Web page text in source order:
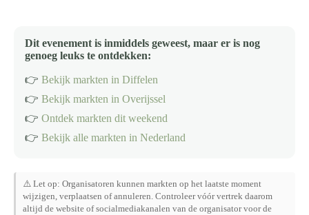
Dit evenement is inmiddels geweest, maar er is nog
genoeg leuks te ontdekken:
👉 Bekijk markten in Diffelen
👉 Bekijk markten in Overijssel
👉 Ontdek markten dit weekend
👉 Bekijk alle markten in Nederland
⚠️ Let op: Organisatoren kunnen markten op het laatste moment
wijzigen, verplaatsen of annuleren. Controleer vóór vertrek daarom
altijd de website of socialmediakanalen van de organisator voor de